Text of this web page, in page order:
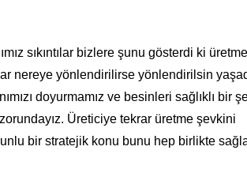
sıkıntılar bizlere şunu gösterdi ki
nereye yönlendirilirse yönlendirilsin
doyurmamız ve besinleri sağlıklı bir
Üreticiye tekrar üretme şevkini
bir stratejik konu bunu hep birlikte